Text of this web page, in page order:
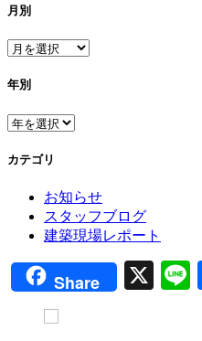
月別
年別
カテゴリ
お知らせ
スタッフブログ
建築現場レポート
Share X